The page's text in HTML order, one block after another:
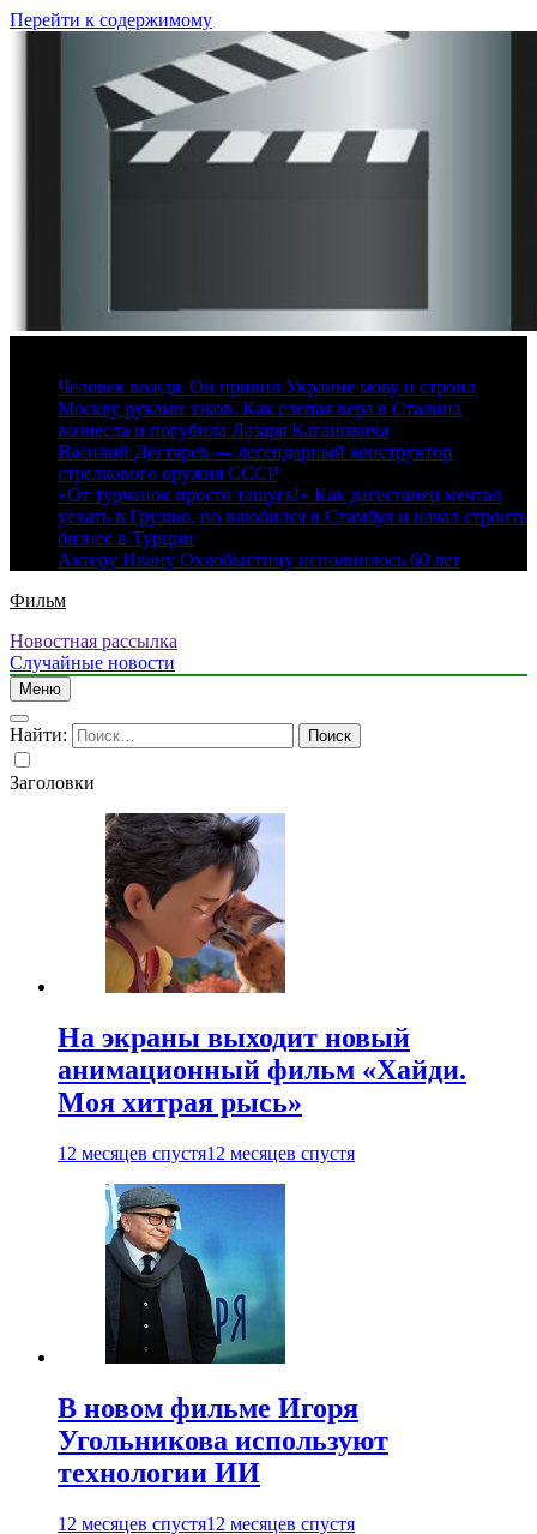
Перейти к содержимому
Человек вождя. Он привил Украине мову и строил
Москву руками зэков. Как слепая вера в Сталина
вознесла и погубила Лазаря Кагановича
Василий Дегтярев — легендарный конструктор
стрелкового оружия СССР
«От турчанок просто тащусь!» Как дагестанец мечтал
уехать в Грузию, но влюбился в Стамбул и начал строить
бизнес в Турции
Актеру Ивану Охлобыстину исполнилось 60 лет
Фильм
Новостная рассылка
Случайные новости
Меню
Найти:
Заголовки
На экраны выходит новый
анимационный фильм «Хайди.
Моя хитрая рысь»
12 месяцев спустя12 месяцев спустя
В новом фильме Игоря
Угольникова используют
технологии ИИ
12 месяцев спустя12 месяцев спустя